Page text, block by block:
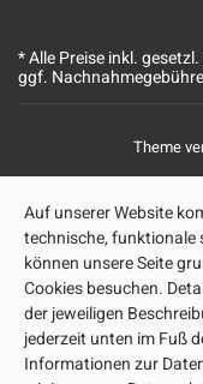
* Alle Preise inkl.
ggf.
Theme
Auf unserer Website
technische, funktionale
können unsere Seite
Cookies besuchen.
der jeweiligen
jederzeit unten im Fuß
Informationen zur